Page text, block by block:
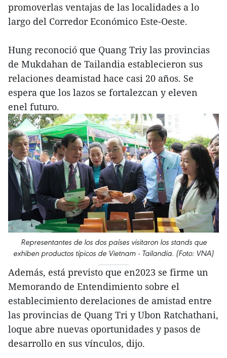
promoverlas ventajas de las localidades a lo
largo del Corredor Económico Este-Oeste.
Hung reconoció que Quang Triy las provincias
de Mukdahan de Tailandia establecieron sus
relaciones deamistad hace casi 20 años. Se
espera que los lazos se fortalezcan y eleven
enel futuro.
Representantes de los dos países visitaron los stands que
exhiben productos típicos de Vietnam - Tailandia. (Foto: VNA)
Además, está previsto que en2023 se firme un
Memorando de Entendimiento sobre el
establecimiento derelaciones de amistad entre
las provincias de Quang Tri y Ubon Ratchathani,
loque abre nuevas oportunidades y pasos de
desarrollo en sus vínculos, dijo.